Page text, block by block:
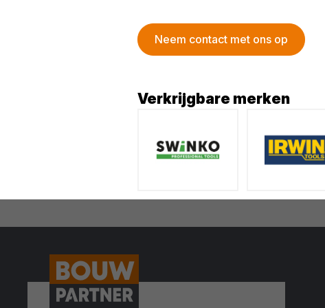
Neem contact met ons op
Verkrijgbare merken